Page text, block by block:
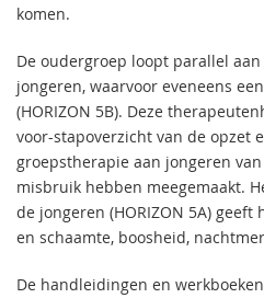
komen.
De oudergroep loopt parallel
jongeren, waarvoor eveneens
(HORIZON 5B). Deze
voor-stapoverzicht van de opzet
groepstherapie aan jongeren
misbruik hebben meegemaakt.
de jongeren (HORIZON 5A)
en schaamte, boosheid,
De handleidingen en